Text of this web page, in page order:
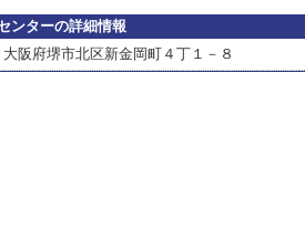
ンターの詳細情報
大阪府堺市北区新金岡町４丁１－８